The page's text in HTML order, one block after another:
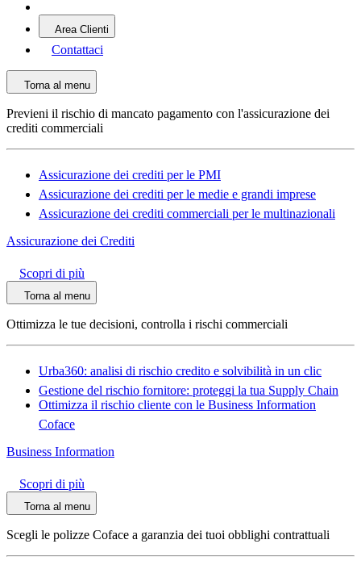
Area Clienti
Contattaci
Torna al menu
Previeni il rischio di mancato pagamento con l'assicurazione dei
crediti commerciali
Assicurazione dei crediti per le PMI
Assicurazione dei crediti per le medie e grandi imprese
Assicurazione dei crediti commerciali per le multinazionali
Assicurazione dei Crediti
Scopri di più
Torna al menu
Ottimizza le tue decisioni, controlla i rischi commerciali
Urba360: analisi di rischio credito e solvibilità in un clic
Gestione del rischio fornitore: proteggi la tua Supply Chain
Ottimizza il rischio cliente con le Business Information
Coface
Business Information
Scopri di più
Torna al menu
Scegli le polizze Coface a garanzia dei tuoi obblighi contrattuali